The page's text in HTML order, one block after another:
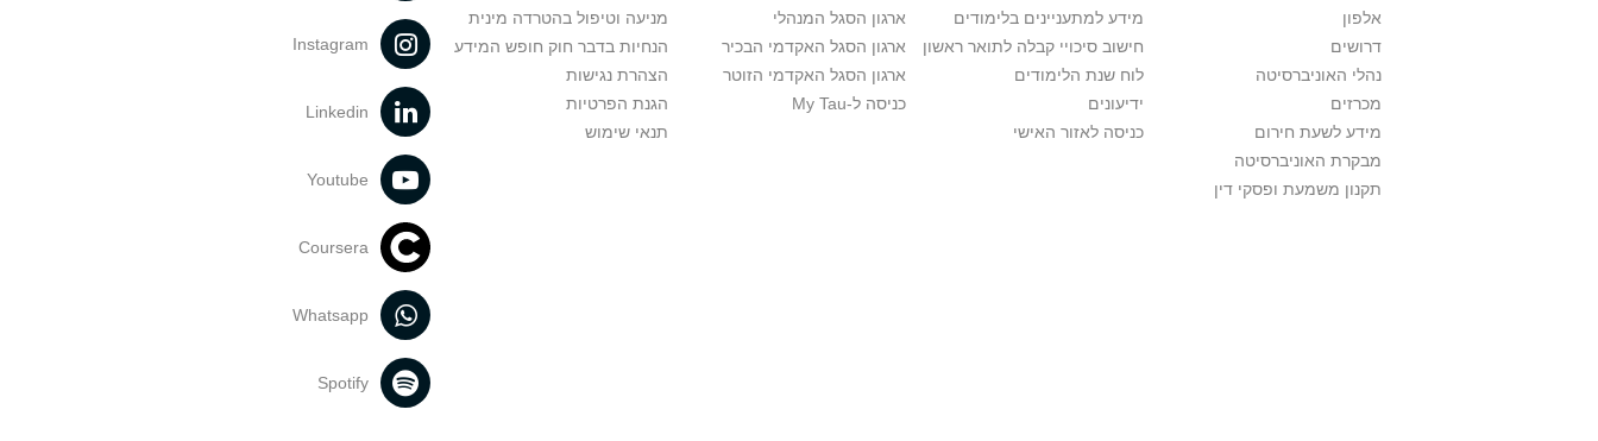
אלפון
דרושים
נהלי האוניברסיטה
מכרזים
מידע לשעת חירום
מבקרת האוניברסיטה
תקנון משמעת ופסקי דין
מידע למתעניינים בלימודים
חישוב סיכויי קבלה לתואר ראשון
לוח שנת הלימודים
ידיעונים
כניסה לאזור האישי
ארגון הסגל המנהלי
ארגון הסגל האקדמי הבכיר
ארגון הסגל האקדמי הזוטר
כניסה ל-My Tau
מניעה וטיפול בהטרדה מינית
הנחיות בדבר חוק חופש המידע
הצהרת נגישות
הגנת הפרטיות
תנאי שימוש
Instagram
Linkedin
Youtube
Coursera
Whatsapp
Spotify